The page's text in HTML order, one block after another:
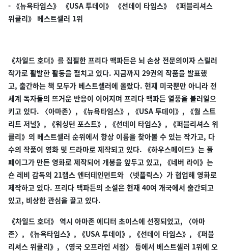
- 《뉴욕타임스》 《USA 투데이》 《선데이 타임스》 《퍼블리셔스
위클리》 베스트셀러 1위
《차일드 호더》를 집필한 프리다 맥파든은 뇌 손상 전문의이자 스릴러
작가로 활발한 활동을 펼치고 있다. 지금까지 29권의 작품을 발표했
고, 출간하는 책 모두가 베스트셀러에 올랐다. 현재 미국뿐만 아니라 전
세계 독자들의 뜨거운 반응이 이어지며 프리다 맥파든 열풍을 불러일으
키고 있다. 〈아마존〉, 《뉴욕타임스》, 《USA 투데이》, 《월 스트
리트 저널》, 《워싱턴 포스트》, 《선데이 타임스》, 《퍼블리셔스 위
클리》의 베스트셀러 순위에서 항상 이름을 찾아볼 수 있는 작가고, 다
수의 작품이 영화 및 드라마로 제작되고 있다. 《하우스메이드》는 폴
페이그가 만든 영화로 제작되어 개봉을 앞두고 있고, 《네버 라이》는
숀 레비 감독의 21랩스 엔터테인먼트와 〈넷플릭스〉가 협업해 영화로
제작하고 있다. 프리다 맥파든의 소설은 현재 40여 개국에서 출간되고
있고, 비상한 관심을 끌고 있다.
《차일드 호더》 역시 아마존 에디터 초이스에 선정되었고, 〈아마
존〉, 《뉴욕타임스》, 《USA 투데이》, 《선데이 타임스》, 《퍼블
리셔스 위클리》, 〈영국 오프라인 서점〉 등에서 베스트셀러 1위에 오